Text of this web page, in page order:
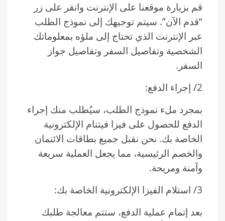
قم بزيارة موقعنا على الإنترنت وانقر على زر
“قدم الآن”. سيتم توجيهك إلى نموذج الطلب
عبر الإنترنت الذي تحتاج إلى ملؤه بمعلوماتك
الشخصية وتفاصيل السفر وتفاصيل جواز
السفر.
2/ إجراء الدفع:
بمجرد ملء نموذج الطلب، سيُطلب منك إجراء
الدفع للحصول على فيزا فيتنام الإلكترونية
الخاصة بك. نحن نقبل جميع بطاقات الائتمان
والخصم الرئيسية، مما يجعل العملية سريعة
وآمنة ومريحة.
3/ استلام الفيزا الإلكترونية الخاصة بك:
بعد إتمام عملية الدفع، ستتم معالجة طلبك